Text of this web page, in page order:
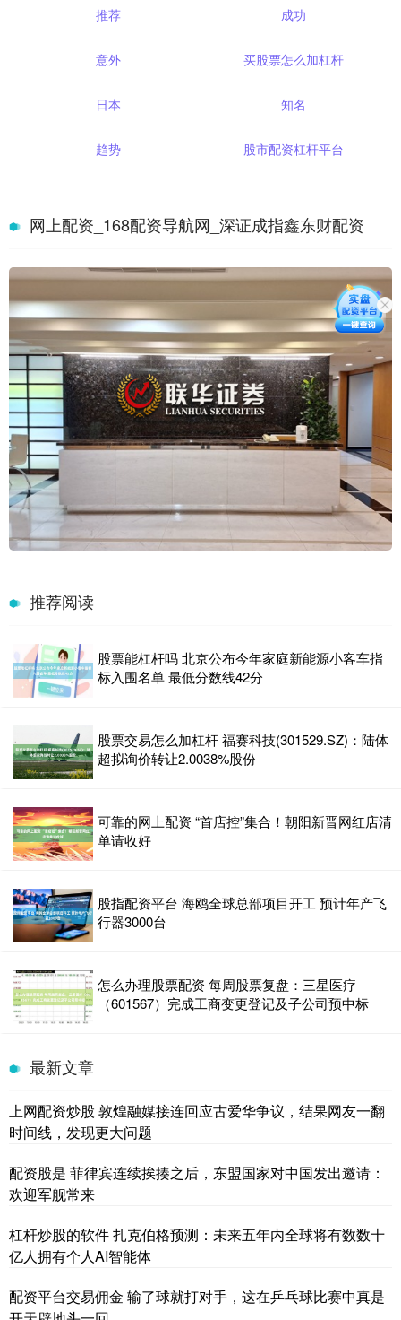
推荐 成功
意外 买股票怎么加杠杆
日本 知名
趋势 股市配资杠杆平台
网上配资_168配资导航网_深证成指鑫东财配资
推荐阅读
股票能杠杆吗 北京公布今年家庭新能源小客车指
标入围名单 最低分数线42分
股票交易怎么加杠杆 福赛科技(301529.SZ)：陆体
超拟询价转让2.0038%股份
可靠的网上配资 “首店控”集合！朝阳新晋网红店清
单请收好
股指配资平台 海鸥全球总部项目开工 预计年产飞
行器3000台
怎么办理股票配资 每周股票复盘：三星医疗
（601567）完成工商变更登记及子公司预中标
最新文章
上网配资炒股 敦煌融媒接连回应古爱华争议，结果网友一翻
时间线，发现更大问题
配资股是 菲律宾连续挨揍之后，东盟国家对中国发出邀请：
欢迎军舰常来
杠杆炒股的软件 扎克伯格预测：未来五年内全球将有数数十
亿人拥有个人AI智能体
配资平台交易佣金 输了球就打对手，这在乒乓球比赛中真是